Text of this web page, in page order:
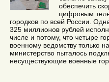
обеспечить
цифровым
городков по всей России.
325 миллионов рублей
числе и потому, что четыре
военному ведомству только
министерство пыталось
несуществующие военные